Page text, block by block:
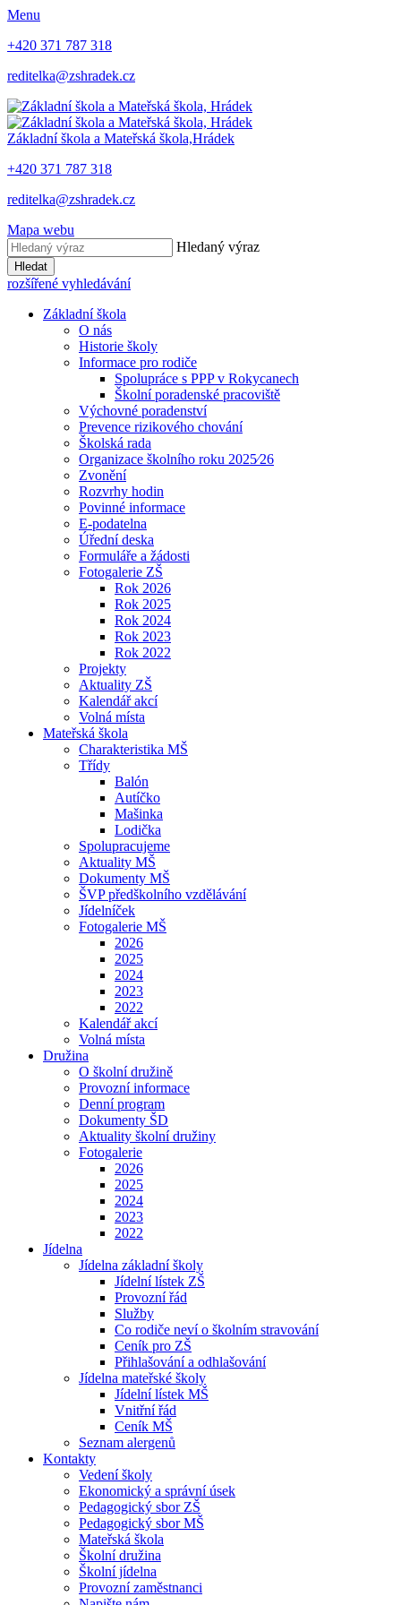
Menu
+420 371 787 318
reditelka@zshradek.cz
Základní škola a Mateřská škola,Hrádek
+420 371 787 318
reditelka@zshradek.cz
Mapa webu
Hledaný výraz
Hledat
rozšířené vyhledávání
Základní škola
O nás
Historie školy
Informace pro rodiče
Spolupráce s PPP v Rokycanech
Školní poradenské pracoviště
Výchovné poradenství
Prevence rizikového chování
Školská rada
Organizace školního roku 2025⁄26
Zvonění
Rozvrhy hodin
Povinné informace
E-podatelna
Úřední deska
Formuláře a žádosti
Fotogalerie ZŠ
Rok 2026
Rok 2025
Rok 2024
Rok 2023
Rok 2022
Projekty
Aktuality ZŠ
Kalendář akcí
Volná místa
Mateřská škola
Charakteristika MŠ
Třídy
Balón
Autíčko
Mašinka
Lodička
Spolupracujeme
Aktuality MŠ
Dokumenty MŠ
ŠVP předškolního vzdělávání
Jídelníček
Fotogalerie MŠ
2026
2025
2024
2023
2022
Kalendář akcí
Volná místa
Družina
O školní družině
Provozní informace
Denní program
Dokumenty ŠD
Aktuality školní družiny
Fotogalerie
2026
2025
2024
2023
2022
Jídelna
Jídelna základní školy
Jídelní lístek ZŠ
Provozní řád
Služby
Co rodiče neví o školním stravování
Ceník pro ZŠ
Přihlašování a odhlašování
Jídelna mateřské školy
Jídelní lístek MŠ
Vnitřní řád
Ceník MŠ
Seznam alergenů
Kontakty
Vedení školy
Ekonomický a správní úsek
Pedagogický sbor ZŠ
Pedagogický sbor MŠ
Mateřská škola
Školní družina
Školní jídelna
Provozní zaměstnanci